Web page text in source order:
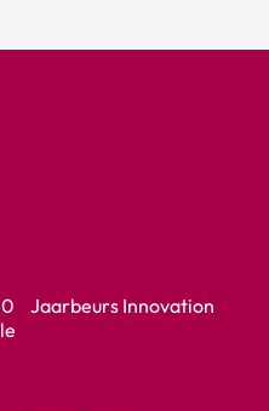
Jaarbeurs Innovation